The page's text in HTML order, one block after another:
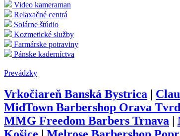
Video kameraman
Relaxačné centrá
Solárne štúdio
Kozmetické služby
Farmárske potraviny
Pánske kaderníctva
Prevádzky
Vrkočiareň Banská Bystrica
MidTown Barbershop Orava
MMG Freedom Barbers Trnava